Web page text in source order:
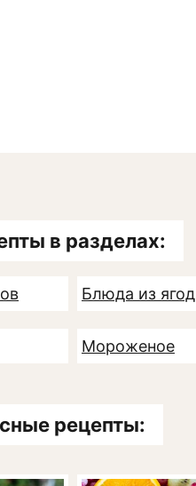
в разделах:
Блюда из ягод
Мороженое
рецепты: